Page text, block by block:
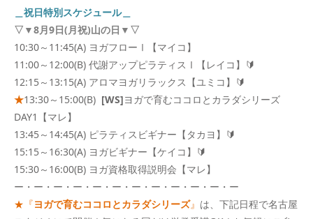
＿祝日特別スケジュール＿
▽▼8月9日(月祝)山の日▼ ▽
10:30～11:45(A) ヨガフローⅠ【マイコ】
11:00～12:00(B) 代謝アップピラティスⅠ【レイコ】🔰
12:15～13:15(A) アロマヨガリラックス【ユミコ】🔰
★13:30～15:00(B) [WS]ヨガで育むココロとカラダシリーズ
DAY1【マレ】
13:45～14:45(A) ピラティスビギナー【タカヨ】🔰
15:15～16:30(A) ヨガビギナー【ケイコ】🔰
15:30～16:00(B) ヨガ資格取得説明会【マレ】
ー・ー・ー・ー・ー・ー・ー・ー・ー・ー・ー・ー
★ 『ヨガで育むココロとカラダシリーズ』 は、下記日程で名古屋